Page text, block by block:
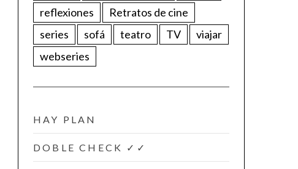
reflexiones
Retratos de cine
series
sofá teatro TV
viajar
webseries
HAY PLAN
DOBLE CHECK ✓✓